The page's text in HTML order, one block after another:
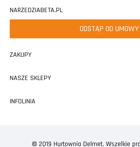
NARZEDZIABETA.PL
ODSTĄP OD UMOWY
ZAKUPY
NASZE SKLEPY
INFOLINIA
© 2019 Hurtownia Delmet. Wszelkie